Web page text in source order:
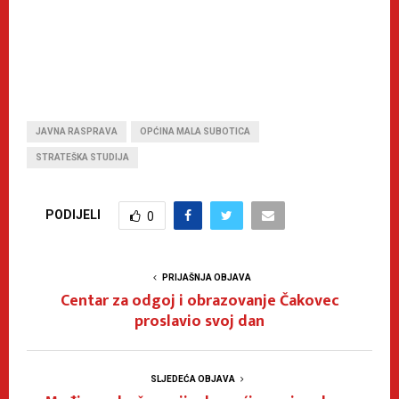
JAVNA RASPRAVA OPĆINA MALA SUBOTICA
STRATEŠKA STUDIJA
PODIJELI 0
PRIJAŠNJA OBJAVA
Centar za odgoj i obrazovanje Čakovec
proslavio svoj dan
SLJEDEĆA OBJAVA